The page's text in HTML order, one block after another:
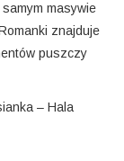
masywie
znajduje
puszczy
– Hala